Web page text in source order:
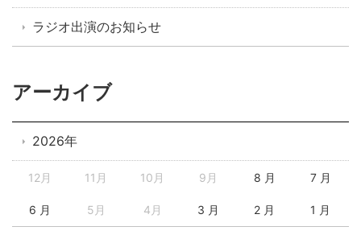
ラジオ出演のお知らせ
アーカイブ
2026年
12月 11月 10月 9月 8 月 7 月
6 月 5月 4月 3 月 2 月 1 月